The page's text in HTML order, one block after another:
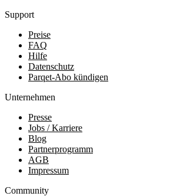
Support
Preise
FAQ
Hilfe
Datenschutz
Parqet-Abo kündigen
Unternehmen
Presse
Jobs / Karriere
Blog
Partnerprogramm
AGB
Impressum
Community